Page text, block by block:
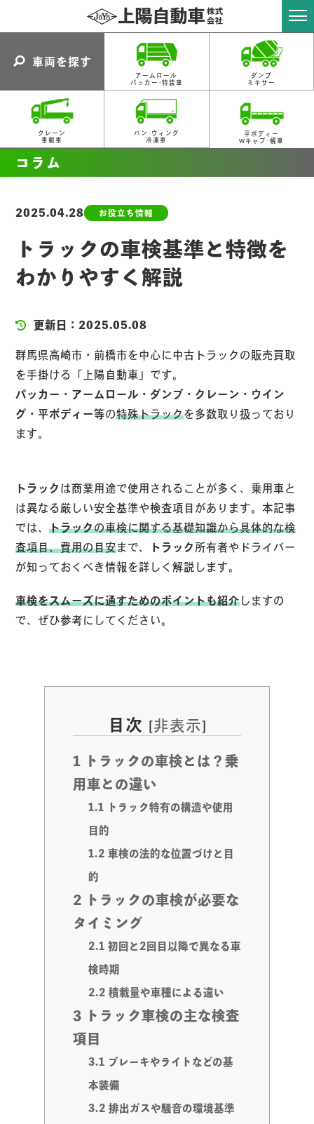
車両を探す
アームロール
パッカー･特装車
ダンプ
ミキサー
クレーン
車載車
バン･ウィング
冷凍車
平ボディー
Wキャブ･幌車
コラム
2025.04.28 お役立ち情報
トラックの車検基準と特徴を
わかりやすく解説
更新日：2025.05.08
群馬県高崎市・前橋市を中心に中古トラックの販売買取
を手掛ける「上陽自動車」です。
パッカー・アームロール・ダンプ・クレーン・ウイン
グ・平ボディー等の特殊トラックを多数取り扱っており
ます。
トラック は商業用途で使用されることが多く、乗用車と
は異なる厳しい安全基準や検査項目があります。本記事
では、トラックの車検に関する基礎知識から具体的な検
査項目、費用の目安まで、 トラック 所有者やドライバー
が知っておくべき情報を詳しく解説します。
車検をスムーズに通すためのポイントも紹介 しますの
で、ぜひ参考にしてください。
目次 [非表示]
1
トラックの車検とは？乗
用車との違い
1.1 トラック特有の構造や使用
目的
1.2 車検の法的な位置づけと目
的
2 トラックの車検が必要な
タイミング
2.1 初回と2回目以降で異なる車
検時期
2.2 積載量や車種による違い
3 トラック車検の主な検査
項目
3.1 ブレーキやライトなどの基
本装備
3.2 排出ガスや騒音の環境基準